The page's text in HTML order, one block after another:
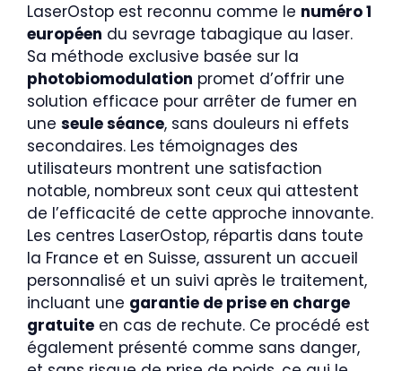
LaserOstop est reconnu comme le numéro 1
européen du sevrage tabagique au laser.
Sa méthode exclusive basée sur la
photobiomodulation promet d’offrir une
solution efficace pour arrêter de fumer en
une seule séance, sans douleurs ni effets
secondaires. Les témoignages des
utilisateurs montrent une satisfaction
notable, nombreux sont ceux qui attestent
de l’efficacité de cette approche innovante.
Les centres LaserOstop, répartis dans toute
la France et en Suisse, assurent un accueil
personnalisé et un suivi après le traitement,
incluant une garantie de prise en charge
gratuite en cas de rechute. Ce procédé est
également présenté comme sans danger,